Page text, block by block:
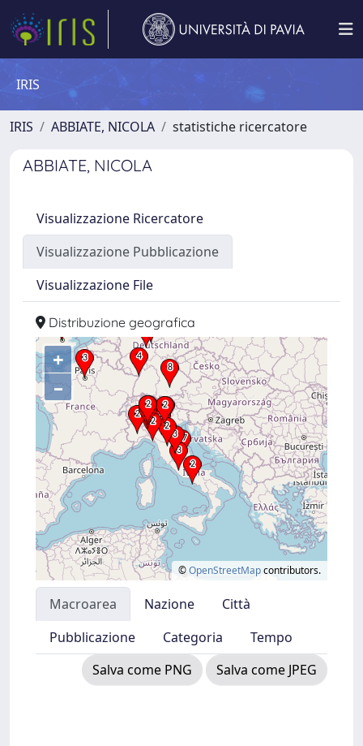
IRIS
IRIS ABBIATE, NICOLA statistiche ricercatore
ABBIATE, NICOLA
Visualizzazione Ricercatore
Visualizzazione Pubblicazione
Visualizzazione File
Distribuzione geografica
+
–
©OpenStreetMapcontributors.
Macroarea Nazione
Città
Pubblicazione
Categoria
Tempo
Salva come PNG
Salva come JPEG